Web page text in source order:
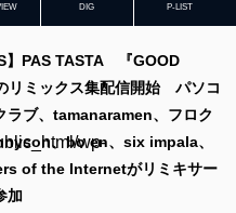
DIG P-LIST
wp-
】PAS TASTA 『GOOD
リミックス集配信開始 パソコ
ラブ、tamanaramen、フロク
、bo en、six impala、
of the Internetがリミキサー
加